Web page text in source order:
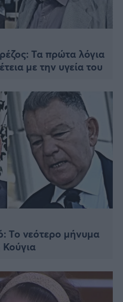
Τα πρώτα λόγια
με την υγεία του
Το νεότερο μήνυμα
Κούγια